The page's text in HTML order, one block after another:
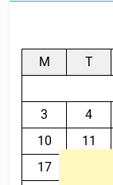
M T
3
4
10
11
17